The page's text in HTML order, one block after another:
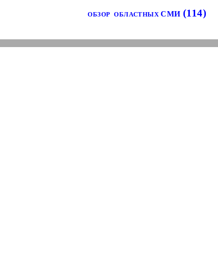
ОБЗОР ОБЛАСТНЫХСМИ (114)